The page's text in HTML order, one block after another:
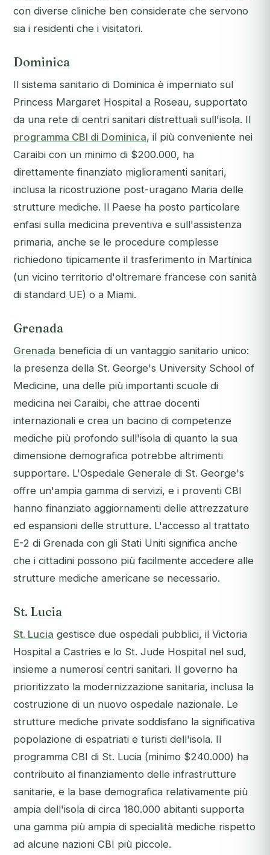
con diverse cliniche ben considerate che servono
sia i residenti che i visitatori.
Dominica
Il sistema sanitario di Dominica è imperniato sul
Princess Margaret Hospital a Roseau, supportato
da una rete di centri sanitari distrettuali sull'isola. Il
programma CBI di Dominica, il più conveniente nei
Caraibi con un minimo di $200.000, ha
direttamente finanziato miglioramenti sanitari,
inclusa la ricostruzione post-uragano Maria delle
strutture mediche. Il Paese ha posto particolare
enfasi sulla medicina preventiva e sull'assistenza
primaria, anche se le procedure complesse
richiedono tipicamente il trasferimento in Martinica
(un vicino territorio d'oltremare francese con sanità
di standard UE) o a Miami.
Grenada
Grenada beneficia di un vantaggio sanitario unico:
la presenza della St. George's University School of
Medicine, una delle più importanti scuole di
medicina nei Caraibi, che attrae docenti
internazionali e crea un bacino di competenze
mediche più profondo sull'isola di quanto la sua
dimensione demografica potrebbe altrimenti
supportare. L'Ospedale Generale di St. George's
offre un'ampia gamma di servizi, e i proventi CBI
hanno finanziato aggiornamenti delle attrezzature
ed espansioni delle strutture. L'accesso al trattato
E-2 di Grenada con gli Stati Uniti significa anche
che i cittadini possono più facilmente accedere alle
strutture mediche americane se necessario.
St. Lucia
St. Lucia gestisce due ospedali pubblici, il Victoria
Hospital a Castries e lo St. Jude Hospital nel sud,
insieme a numerosi centri sanitari. Il governo ha
prioritizzato la modernizzazione sanitaria, inclusa la
costruzione di un nuovo ospedale nazionale. Le
strutture mediche private soddisfano la significativa
popolazione di espatriati e turisti dell'isola. Il
programma CBI di St. Lucia (minimo $240.000) ha
contribuito al finanziamento delle infrastrutture
sanitarie, e la base demografica relativamente più
ampia dell'isola di circa 180.000 abitanti supporta
una gamma più ampia di specialità mediche rispetto
ad alcune nazioni CBI più piccole.